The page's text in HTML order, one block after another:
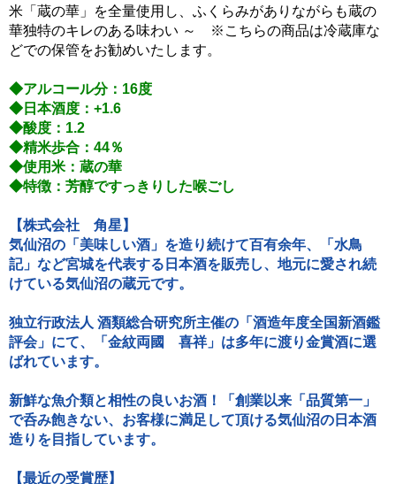
米「蔵の華」を全量使用し、ふくらみがありながらも蔵の
華独特のキレのある味わい ～ ※こちらの商品は冷蔵庫な
どでの保管をお勧めいたします。
◆アルコール分：16度
◆日本酒度：+1.6
◆酸度：1.2
◆精米歩合：44％
◆使用米：蔵の華
◆特徴：芳醇ですっきりした喉ごし
【株式会社 角星】
気仙沼の「美味しい酒」を造り続けて百有余年、「水鳥
記」など宮城を代表する日本酒を販売し、地元に愛され続
けている気仙沼の蔵元です。
独立行政法人 酒類総合研究所主催の「酒造年度全国新酒鑑
評会」にて、「金紋両國 喜祥」は多年に渡り金賞酒に選
ばれています。
新鮮な魚介類と相性の良いお酒！「創業以来「品質第一」
で呑み飽きない、お客様に満足して頂ける気仙沼の日本酒
造りを目指しています。
【最近の受賞歴】